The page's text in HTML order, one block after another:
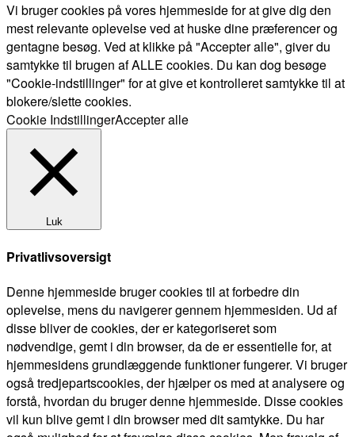
Vi bruger cookies på vores hjemmeside for at give dig den
mest relevante oplevelse ved at huske dine præferencer og
gentagne besøg. Ved at klikke på "Accepter alle", giver du
samtykke til brugen af ALLE cookies. Du kan dog besøge
"Cookie-indstillinger" for at give et kontrolleret samtykke til at
blokere/slette cookies.
Cookie IndstillingerAccepter alle
Luk
Privatlivsoversigt
Denne hjemmeside bruger cookies til at forbedre din
oplevelse, mens du navigerer gennem hjemmesiden. Ud af
disse bliver de cookies, der er kategoriseret som
nødvendige, gemt i din browser, da de er essentielle for, at
hjemmesidens grundlæggende funktioner fungerer. Vi bruger
også tredjepartscookies, der hjælper os med at analysere og
forstå, hvordan du bruger denne hjemmeside. Disse cookies
vil kun blive gemt i din browser med dit samtykke. Du har